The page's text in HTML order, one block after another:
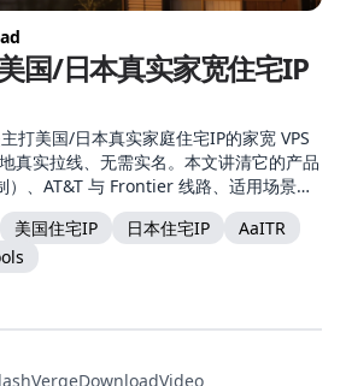
国/日本真实家宽住宅IP
打美国/日本真实家庭住宅IP的家宽 VPS
真实拉线、无需实名。本文讲清它的产品
）、AT&T 与 Frontier 线路、适用场景，
"的真实定位。
美国住宅IP 日本住宅IP
AaITR
DownloadVideo